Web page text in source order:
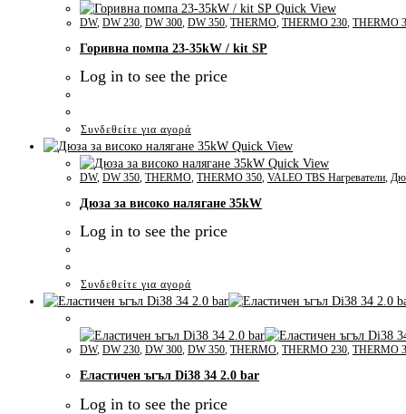
Quick View
DW, DW 230, DW 300, DW 350, THERMO, THERMO 230, THERMO
Горивна помпа 23-35kW / kit SP
Log in to see the price
Συνδεθείτε για αγορά
Quick View
Quick View
DW, DW 350, THERMO, THERMO 350, VALEO TBS Нагреватели,
Дюза за високо налягане 35kW
Log in to see the price
Συνδεθείτε για αγορά
DW, DW 230, DW 300, DW 350, THERMO, THERMO 230, THERMO
Еластичен ъгъл Di38 34 2.0 bar
Log in to see the price